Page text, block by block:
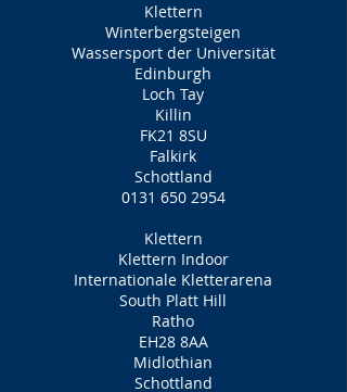
Klettern
Winterbergsteigen
Wassersport der Universität
Edinburgh
Loch Tay
Killin
FK21 8SU
Falkirk
Schottland
0131 650 2954
Klettern
Klettern Indoor
Internationale Kletterarena
South Platt Hill
Ratho
EH28 8AA
Midlothian
Schottland